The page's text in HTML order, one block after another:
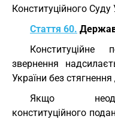
Конституційного Суду
Стаття 60.
Конституційне
звернення
України без
Якщо
конституційного